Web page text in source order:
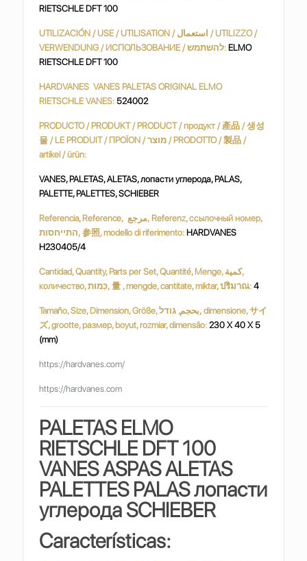
RIETSCHLE DFT 100
UTILIZACIÓN / USE / UTILISATION / استعمال / UTILIZZO /
VERWENDUNG / ИСПОЛЬЗОВАНИЕ / להשתמש:ELMO
RIETSCHLE DFT 100
HARDVANES VANES PALETAS ORIGINAL ELMO
RIETSCHLE VANES: 524002
PRODUCTO / PRODUKT / PRODUCT / продукт / 產品 / 생성
물 / LE PRODUIT / ΠΡΟΪΟΝ / מוצר / PRODOTTO / 製品 /
artikel / ürün:
VANES, PALETAS, ALETAS, лопасти углерода, PALAS,
PALETTE, PALETTES, SCHIEBER
Referencia, Reference, مرجع, Referenz, ссылочный номер,
התייחסות, 参照, modello di riferimento: HARDVANES
H230405/4
Cantidad, Quantity, Parts per Set, Quantité, Menge, كمية,
количество, כַּמוּת, 量 , mengde, cantitate, miktar, ปริมาณ: 4
Tamaño, Size, Dimension, Größe, بحجم, גודל, dimensione, サイ
ズ, grootte, размер, boyut, rozmiar, dimensão:230 X 40 X 5
(mm)
https://hardvanes.com/
https://hardvanes.com
PALETAS ELMO
RIETSCHLE DFT 100
VANES ASPAS ALETAS
PALETTES PALASлопасти
углерода SCHIEBER
Características: